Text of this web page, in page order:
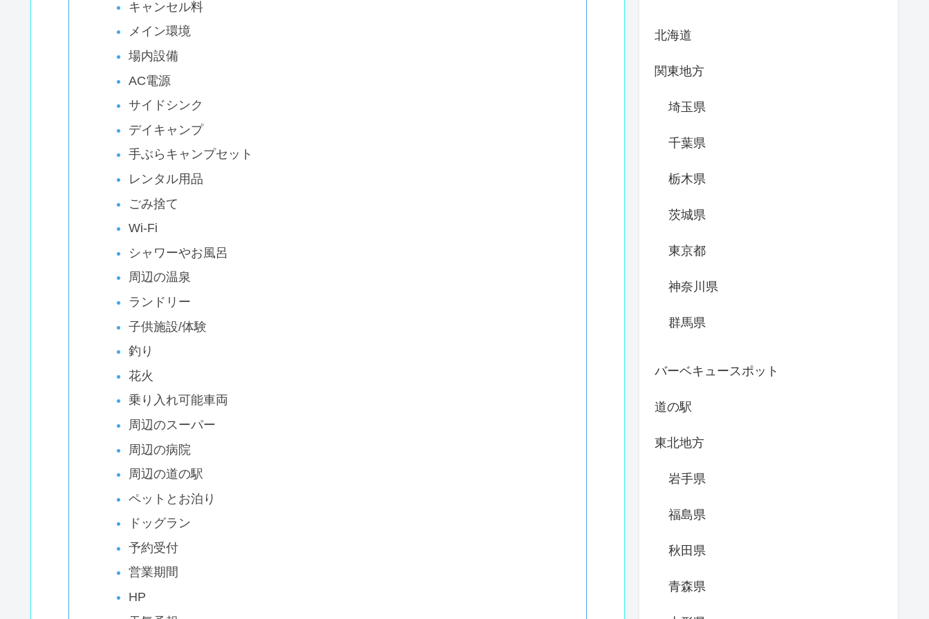
キャンセル料
メイン環境
場内設備
AC電源
サイドシンク
デイキャンプ
手ぶらキャンプセット
レンタル用品
ごみ捨て
Wi-Fi
シャワーやお風呂
周辺の温泉
ランドリー
子供施設/体験
釣り
花火
乗り入れ可能車両
周辺のスーパー
周辺の病院
周辺の道の駅
ペットとお泊り
ドッグラン
予約受付
営業期間
HP
北海道
関東地方
埼玉県
千葉県
栃木県
茨城県
東京都
神奈川県
群馬県
バーベキュースポット
道の駅
東北地方
岩手県
福島県
秋田県
青森県